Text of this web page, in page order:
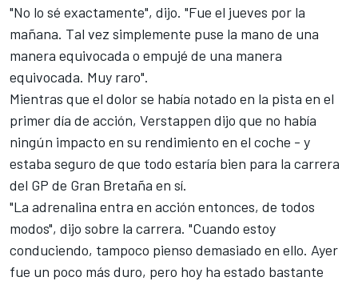
"No lo sé exactamente", dijo. "Fue el jueves por la
mañana. Tal vez simplemente puse la mano de una
manera equivocada o empujé de una manera
equivocada. Muy raro".
Mientras que el dolor se había notado en la pista en el
primer día de acción, Verstappen dijo que no había
ningún impacto en su rendimiento en el coche - y
estaba seguro de que todo estaría bien para la carrera
del GP de Gran Bretaña en sí.
"La adrenalina entra en acción entonces, de todos
modos", dijo sobre la carrera. "Cuando estoy
conduciendo, tampoco pienso demasiado en ello. Ayer
fue un poco más duro, pero hoy ha estado bastante